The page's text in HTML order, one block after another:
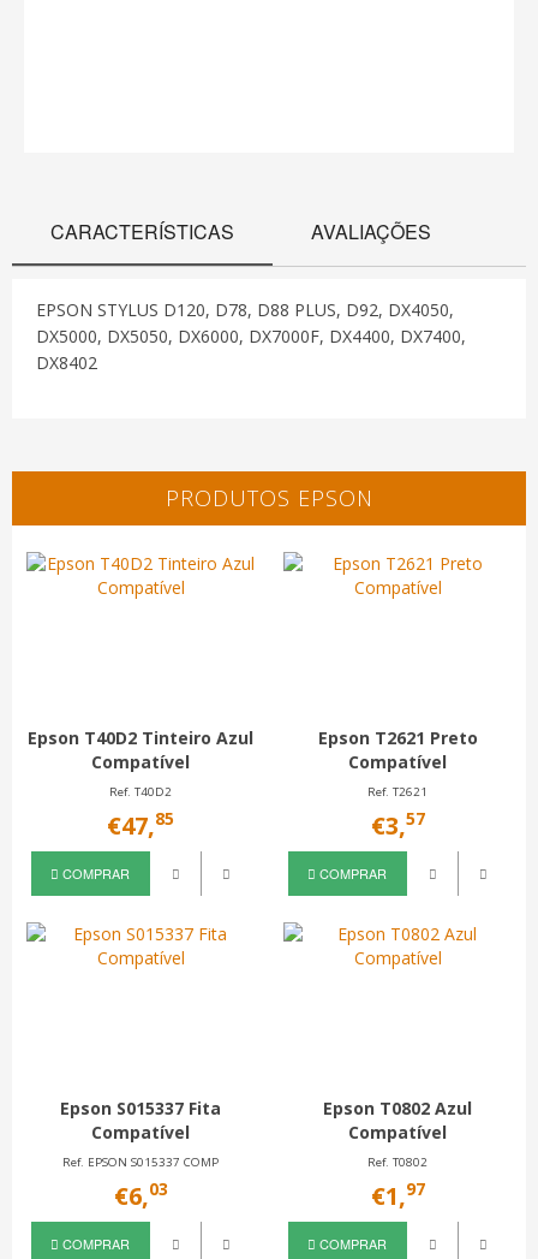
CARACTERÍSTICAS AVALIAÇÕES
EPSON STYLUS D120, D78, D88 PLUS, D92, DX4050,
DX5000, DX5050, DX6000, DX7000F, DX4400, DX7400,
DX8402
PRODUTOS EPSON
Epson T40D2 Tinteiro Azul
Compatível
Ref. T40D2
€47,85
COMPRAR
Epson T2621 Preto
Compatível
Ref. T2621
€3,57
COMPRAR
Epson S015337 Fita
Compatível
Ref. EPSON S015337 COMP
€6,03
COMPRAR
Epson T0802 Azul
Compatível
Ref. T0802
€1,97
COMPRAR